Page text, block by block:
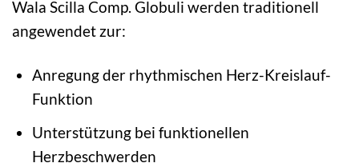
Wala Scilla Comp. Globuli werden traditionell
angewendet zur:
Anregung der rhythmischen Herz-Kreislauf-
Funktion
Unterstützung bei funktionellen
Herzbeschwerden